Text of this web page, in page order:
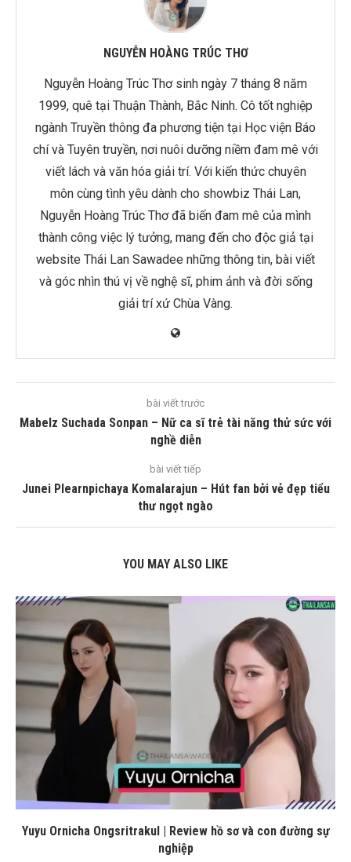
NGUYỄN HOÀNG TRÚC THƠ
Nguyễn Hoàng Trúc Thơ sinh ngày 7 tháng 8 năm
1999, quê tại Thuận Thành, Bắc Ninh. Cô tốt nghiệp
ngành Truyền thông đa phương tiện tại Học viện Báo
chí và Tuyên truyền, nơi nuôi dưỡng niềm đam mê với
viết lách và văn hóa giải trí. Với kiến thức chuyên
môn cùng tình yêu dành cho showbiz Thái Lan,
Nguyễn Hoàng Trúc Thơ đã biến đam mê của mình
thành công việc lý tưởng, mang đến cho độc giả tại
website Thái Lan Sawadee những thông tin, bài viết
và góc nhìn thú vị về nghệ sĩ, phim ảnh và đời sống
giải trí xứ Chùa Vàng.
bài viết trước
Mabelz Suchada Sonpan – Nữ ca sĩ trẻ tài năng thử sức với
nghề diễn
bài viết tiếp
Junei Plearnpichaya Komalarajun – Hút fan bởi vẻ đẹp tiểu
thư ngọt ngào
YOU MAY ALSO LIKE
Yuyu Ornicha Ongsritrakul | Review hồ sơ và con đường sự
nghiệp